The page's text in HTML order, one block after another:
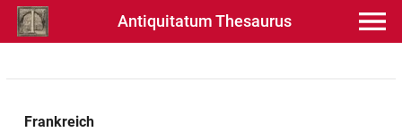
Antiquitatum Thesaurus
Frankreich